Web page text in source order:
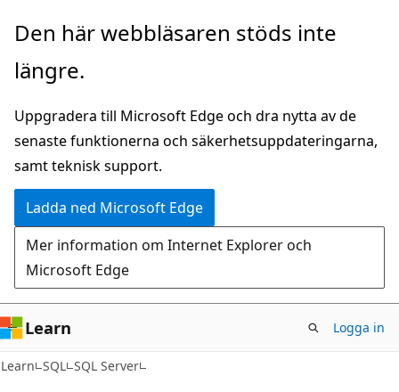
Hoppa
huvudinnehåll
Den här webbläsaren stöds inte
längre.
Uppgradera till Microsoft Edge och dra nytta av de
senaste funktionerna och säkerhetsuppdateringarna,
samt teknisk support.
Ladda ned Microsoft Edge
Mer information om Internet Explorer och
Microsoft Edge
Learn Logga in
Learn SQL SQL Server